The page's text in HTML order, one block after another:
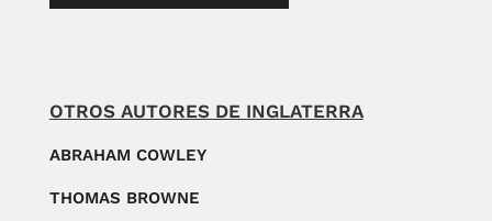
OTROS AUTORES DE INGLATERRA
ABRAHAM COWLEY
THOMAS BROWNE